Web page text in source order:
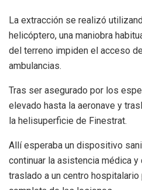
La extracción se realizó
helicóptero, una maniobra
del terreno impiden el acceso
ambulancias.
Tras ser asegurado por los
elevado hasta la aeronave y
la helisuperficie de Finestrat.
Allí esperaba un dispositivo
continuar la asistencia médica
traslado a un centro hospitalario